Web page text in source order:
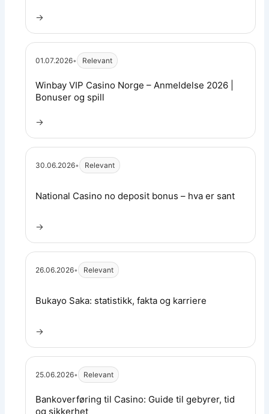
→
01.07.2026• Relevant
Les artikkel:
Winbay VIP Casino Norge – Anmeldelse 2026 |
Bonuser og spill
→
30.06.2026• Relevant
Les artikkel:
National Casino no deposit bonus – hva er sant
→
26.06.2026• Relevant
Les artikkel:
Bukayo Saka: statistikk, fakta og karriere
→
25.06.2026• Relevant
Les artikkel:
Bankoverføring til Casino: Guide til gebyrer, tid
og sikkerhet